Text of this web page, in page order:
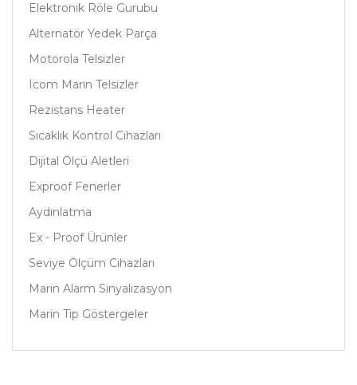
Elektronik Röle Gurubu
Alternatör Yedek Parça
Motorola Telsizler
Icom Marin Telsizler
Rezistans Heater
Sıcaklık Kontrol Cihazları
Dijital Ölçü Aletleri
Exproof Fenerler
Aydınlatma
Ex - Proof Ürünler
Seviye Ölçüm Cihazları
Marin Alarm Sinyalizasyon
Marin Tip Göstergeler